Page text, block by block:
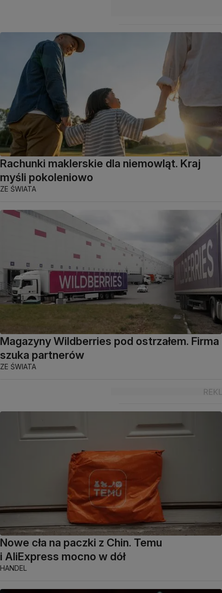
Rachunki maklerskie dla niemowląt. Kraj
myśli pokoleniowo
ZE ŚWIATA
Magazyny Wildberries pod ostrzałem. Firma
szuka partnerów
ZE ŚWIATA
Nowe cła na paczki z Chin. Temu
i AliExpress mocno w dół
HANDEL